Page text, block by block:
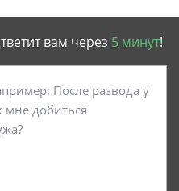
вам через 5 минут!